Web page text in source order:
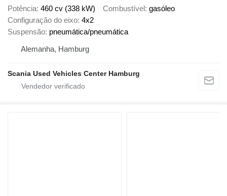
Potência 460 cv (338 kW) Combustível gasóleo
Configuração do eixo 4x2
Suspensão pneumática/pneumática
Alemanha, Hamburg
Scania Used Vehicles Center Hamburg